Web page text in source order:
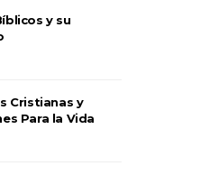
y su
Cristianas y
Para la Vida